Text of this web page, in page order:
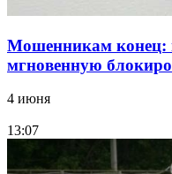
Мошенникам конец:
мгновенную
4 июня
13:07